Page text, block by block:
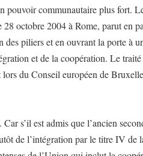
pouvoir communautaire plus fort.
octobre 2004 à Rome, parut en
des piliers et en ouvrant la porte à
et de la coopération. Le
lors du Conseil européen de
s’il est admis que l’ancien
de l’intégration par le titre IV de